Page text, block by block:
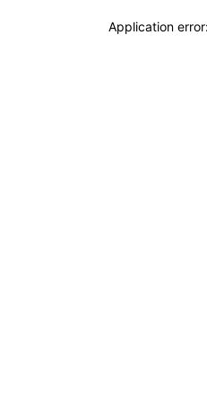
Application